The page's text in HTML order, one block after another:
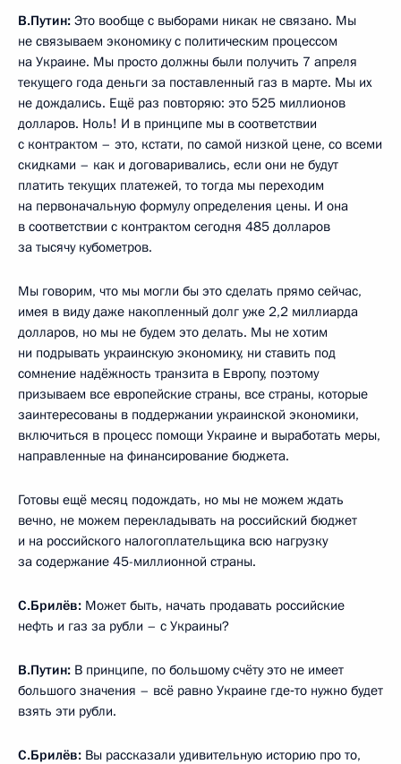
В.Путин: Это вообще с выборами никак не связано. Мы
не связываем экономику с политическим процессом
на Украине. Мы просто должны были получить 7 апреля
текущего года деньги за поставленный газ в марте. Мы их
не дождались. Ещё раз повторяю: это 525 миллионов
долларов. Ноль! И в принципе мы в соответствии
с контрактом – это, кстати, по самой низкой цене, со всеми
скидками – как и договаривались, если они не будут
платить текущих платежей, то тогда мы переходим
на первоначальную формулу определения цены. И она
в соответствии с контрактом сегодня 485 долларов
за тысячу кубометров.
Мы говорим, что мы могли бы это сделать прямо сейчас,
имея в виду даже накопленный долг уже 2,2 миллиарда
долларов, но мы не будем это делать. Мы не хотим
ни подрывать украинскую экономику, ни ставить под
сомнение надёжность транзита в Европу, поэтому
призываем все европейские страны, все страны, которые
заинтересованы в поддержании украинской экономики,
включиться в процесс помощи Украине и выработать меры,
направленные на финансирование бюджета.
Готовы ещё месяц подождать, но мы не можем ждать
вечно, не можем перекладывать на российский бюджет
и на российского налогоплательщика всю нагрузку
за содержание 45-миллионной страны.
С.Брилёв: Может быть, начать продавать российские
нефть и газ за рубли – с Украины?
В.Путин: В принципе, по большому счёту это не имеет
большого значения – всё равно Украине где‑то нужно будет
взять эти рубли.
С.Брилёв: Вы рассказали удивительную историю про то,